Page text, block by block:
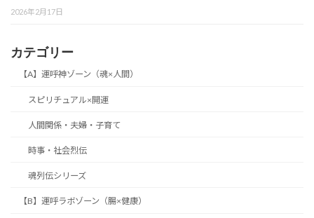
2026年2月17日
カテゴリー
【A】運呼神ゾーン（魂×人間）
スピリチュアル×開運
人間関係・夫婦・子育て
時事・社会烈伝
魂列伝シリーズ
【B】運呼ラボゾーン（腸×健康）